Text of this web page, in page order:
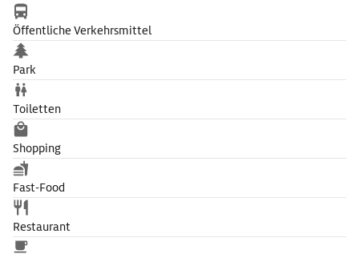
Öffentliche Verkehrsmittel
Park
Toiletten
Shopping
Fast-Food
Restaurant